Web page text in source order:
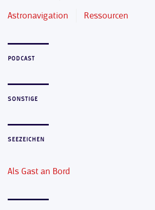
Astronavigation Ressourcen
PODCAST
SONSTIGE
SEEZEICHEN
Als Gast an Bord